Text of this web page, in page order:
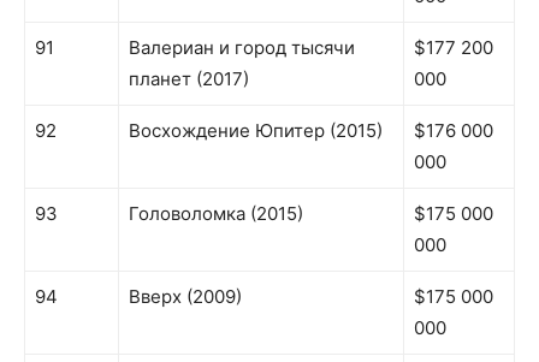
91
Валериан и город тысячи
планет (2017)
$177 200
000
92 Восхождение Юпитер (2015)
$176 000
000
93 Головоломка (2015)
$175 000
000
94 Вверх (2009)
$175 000
000